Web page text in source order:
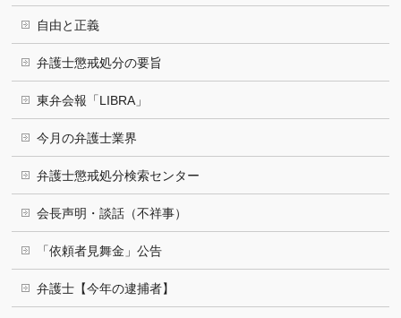
自由と正義
弁護士懲戒処分の要旨
東弁会報「LIBRA」
今月の弁護士業界
弁護士懲戒処分検索センター
会長声明・談話（不祥事）
「依頼者見舞金」公告
弁護士【今年の逮捕者】